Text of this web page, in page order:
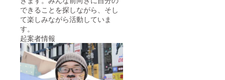
できることを探しながら、そし
て楽しみながら活動していま
す。
起案者情報